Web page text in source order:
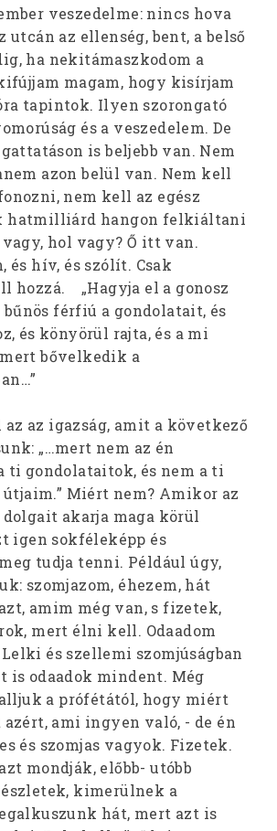
veszedelme: nincs hova
az ellenség, bent, a belső
ha nekitámaszkodom a
magam, hogy kisírjam
tapintok. Ilyen szorongató
és a veszedelem. De
is beljebb van. Nem
azon belül van. Nem kell
nem kell az egész
hatmilliárd hangon felkiáltani
hol vagy? Ő itt van.
és hív, és szólít. Csak
hozzá. „Hagyja el a gonosz
bűnös férfiú a gondolatait, és
és könyörül rajta, és a mi
bővelkedik a
az igazság, amit a következő
„…mert nem az én
ti gondolataitok, és nem a ti
Miért nem? Amikor az
akarja maga körül
igen sokféleképp és
tudja tenni. Például úgy,
szomjazom, éhezem, hát
amim még van, s fizetek,
mert élni kell. Odaadom
és szellemi szomjúságban
is odaadok mindent. Még
a prófétától, hogy miért
ami ingyen való, - de én
és szomjas vagyok. Fizetek.
mondják, előbb- utóbb
kimerülnek a
hát, mert azt is